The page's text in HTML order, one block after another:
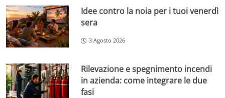
Idee contro la noia per i tuoi venerdì
sera
3 Agosto 2026
Rilevazione e spegnimento incendi
in azienda: come integrare le due
fasi